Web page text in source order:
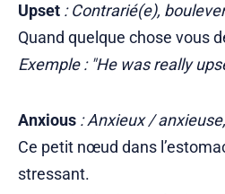
Upset : Contrarié(e),
Quand quelque chose vous
Exemple : "He was really
Anxious : Anxieux /
Ce petit nœud dans
stressant.